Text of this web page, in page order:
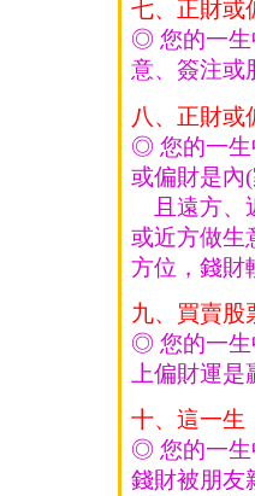
七、正財或
◎ 您的一生
意、簽注或
八、正財或
◎ 您的一生
或偏財是內
且遠方、
或近方做生
方位，錢財
九、買賣股
◎ 您的一生
上偏財運
十、這一生
◎ 您的一生
錢財被朋友